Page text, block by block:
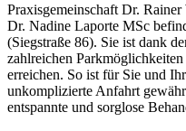
Praxisgemeinschaft Dr.
Dr. Nadine Laporte MSc
(Siegstraße 86). Sie ist dank
zahlreichen
erreichen. So ist für Sie und
unkomplizierte Anfahrt
entspannte und sorglose